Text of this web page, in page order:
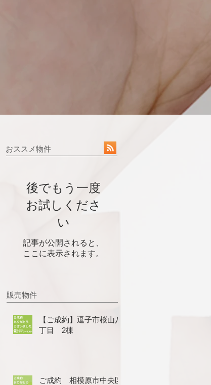
おススメ物件
後でもう一度
お試しくださ
い
記事が公開されると、
ここに表示されます。
販売物件
【ご成約】逗子市桜山八
丁目 2棟
ご成約 相模原市中央区